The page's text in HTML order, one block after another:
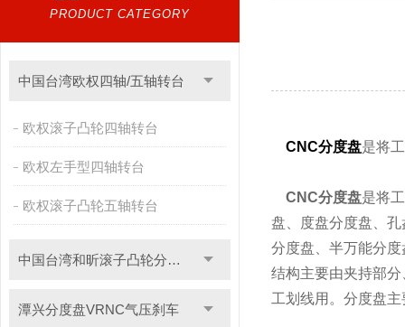
PRODUCT CATEGORY
中国台湾欧权四轴/五轴转台
欧权滚子凸轮四轴转台
欧权左手型四轴转台
欧权滚子凸轮五轴转台
中国台湾和昕滚子凸轮分度盘
潭兴分度盘VRNC气压刹车
CNC分度盘是将
CNC分度盘是将
盘、度盘分度盘、
分度盘、半万能分
结构主要由夹持部
工划线用。分度盘